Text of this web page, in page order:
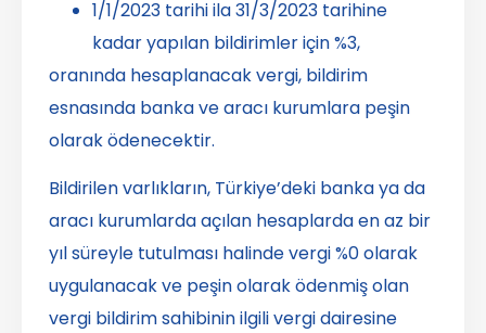
1/1/2023 tarihi ila 31/3/2023 tarihine
kadar yapılan bildirimler için %3,
oranında hesaplanacak vergi, bildirim
esnasında banka ve aracı kurumlara peşin
olarak ödenecektir.
Bildirilen varlıkların, Türkiye’deki banka ya da
aracı kurumlarda açılan hesaplarda en az bir
yıl süreyle tutulması halinde vergi %0 olarak
uygulanacak ve peşin olarak ödenmiş olan
vergi bildirim sahibinin ilgili vergi dairesine